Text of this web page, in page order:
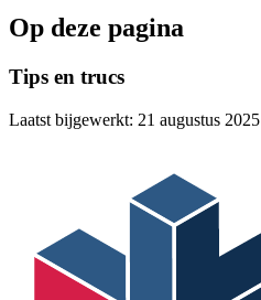
Op deze pagina
Tips en trucs
Laatst bijgewerkt: 21 augustus 2025